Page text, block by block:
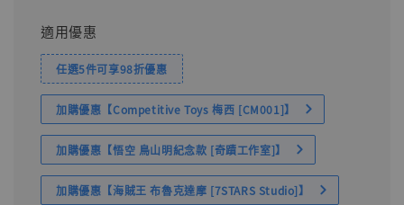
適用優惠
任選5件可享98折優惠
加購優惠【Competitive Toys 梅西 [CM001]】
加購優惠【悟空 鳥山明紀念款 [奇蹟工作室]】
加購優惠【海賊王 布魯克達摩 [7STARS Studio]】